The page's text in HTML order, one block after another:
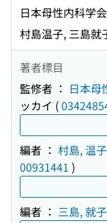
日本母性内科学
村島温子, 三島就
著者標目
監修者 ： 日本母
ッカイ (
編者 ： 村島, 温
00931441 )
編者 ： 三島, 就子